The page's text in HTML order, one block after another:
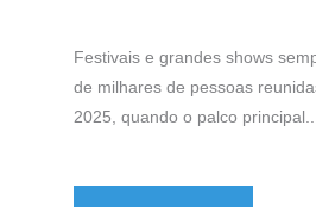
Festivais e grandes shows
de milhares de pessoas
2025, quando o palco principal...